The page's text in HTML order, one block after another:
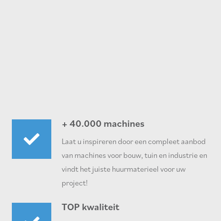
+ 40.000 machines
Laat u inspireren door een compleet aanbod
van machines voor bouw, tuin en industrie en
vindt het juiste huurmaterieel voor uw
project!
TOP kwaliteit